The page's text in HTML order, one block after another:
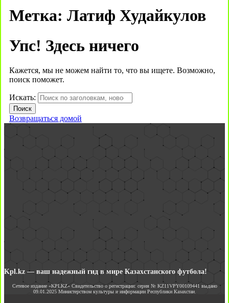
Метка: Латиф Худайкулов
Упс! Здесь ничего
Кажется, мы не можем найти то, что вы ищете. Возможно,
поиск поможет.
Искать:
Возвращаться домой
Kpl.kz — ваш надежный гид в мире Казахстанского футбола!
Сетевое издание «KPLKZ» Свидетельство о регистрации: серия № KZ11VPY00109441 выдано
09.01.2025 Министерством культуры и информации Республики Казахстан.